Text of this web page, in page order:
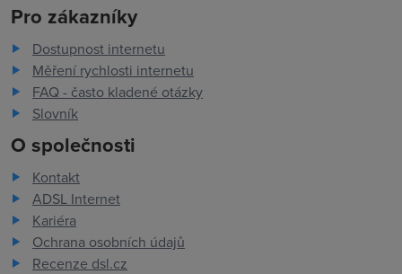
Pro zákazníky
Dostupnost internetu
Měření rychlosti internetu
FAQ - často kladené otázky
Slovník
O společnosti
Kontakt
ADSL Internet
Kariéra
Ochrana osobních údajů
Recenze dsl.cz